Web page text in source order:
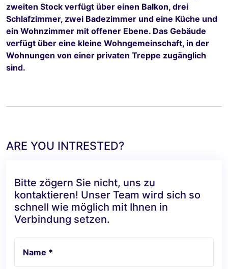
zweiten Stock verfügt über einen Balkon, drei
Schlafzimmer, zwei Badezimmer und eine Küche und
ein Wohnzimmer mit offener Ebene. Das Gebäude
verfügt über eine kleine Wohngemeinschaft, in der
Wohnungen von einer privaten Treppe zugänglich
sind.
ARE YOU INTRESTED?
Bitte zögern Sie nicht, uns zu
kontaktieren! Unser Team wird sich so
schnell wie möglich mit Ihnen in
Verbindung setzen.
Name *